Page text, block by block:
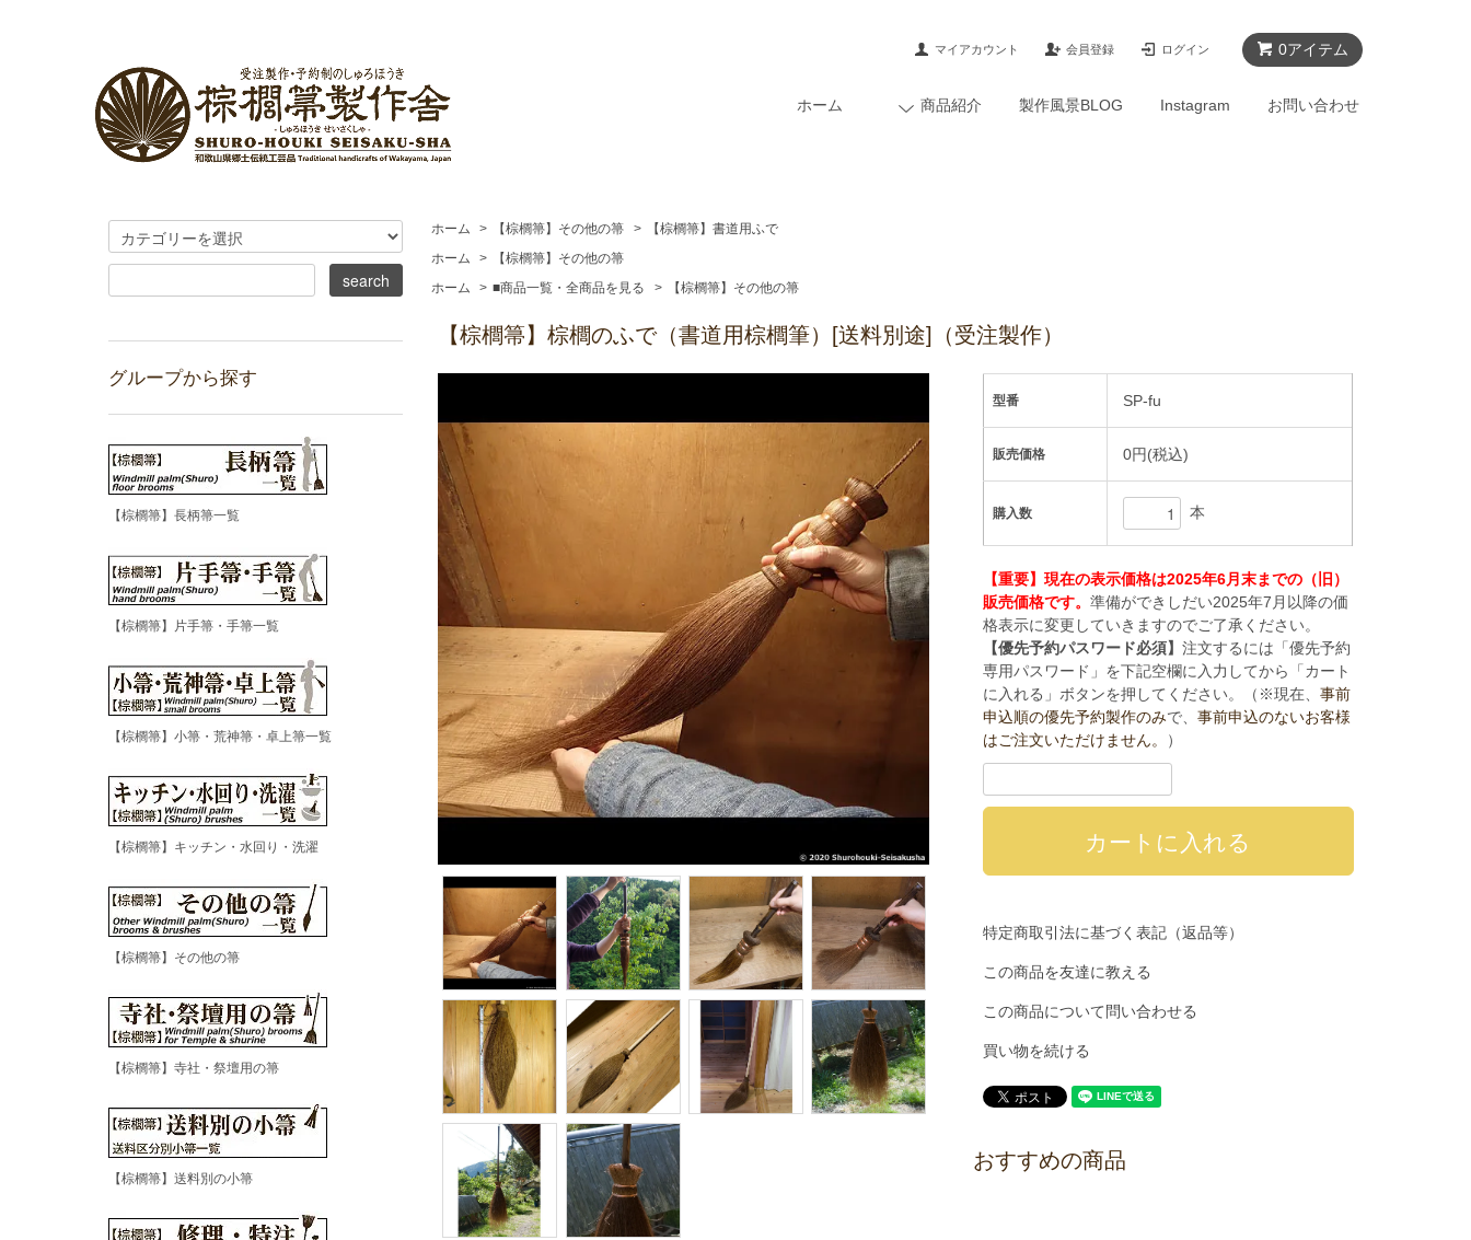
0アイテム
マイアカウント 会員登録 ログイン
ホーム 商品紹介 製作風景BLOG Instagram お問い合わせ
ホーム > 【棕櫚箒】その他の箒 >
【棕櫚箒】書道用ふで
ホーム
>
【棕櫚箒】その他の箒
ホーム
> ■商品一覧・全商品を見る > 【棕櫚箒】その他の箒
【棕櫚箒】棕櫚のふで（書道用棕櫚筆）[送料別途]（受注製作）
型番 SP-fu
販売価格 0円(税込)
購入数 本
【重要】現在の表示価格は2025年6月末までの（旧）
販売価格です。 準備ができしだい2025年7月以降の価
格表示に変更していきますのでご了承ください。
【優先予約パスワード必須】 注文するには「優先予約
専用パスワード」を下記空欄に入力してから「カート
に入れる」ボタンを押してください。（※現在、 事前
申込順の優先予約製作のみで、 事前申込のないお客様
はご注文いただけません。
）
特定商取引法に基づく表記（返品等）
この商品を友達に教える
この商品について問い合わせる
買い物を続ける
おすすめの商品
グループから探す
【棕櫚箒】長柄箒一覧
【棕櫚箒】片手箒・手箒一覧
【棕櫚箒】小箒・荒神箒・卓上箒一覧
【棕櫚箒】キッチン・水回り・洗濯
【棕櫚箒】その他の箒
【棕櫚箒】寺社・祭壇用の箒
【棕櫚箒】送料別の小箒